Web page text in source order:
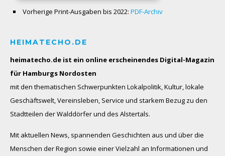
Vorherige Print-Ausgaben bis 2022: PDF-Archiv
HEIMATECHO.DE
heimatecho.de ist ein online erscheinendes Digital-Magazin
für Hamburgs Nordosten
mit den thematischen Schwerpunkten Lokalpolitik, Kultur, lokale
Geschäftswelt, Vereinsleben, Service und starkem Bezug zu den
Stadtteilen der Walddörfer und des Alstertals.
Mit aktuellen News, spannenden Geschichten aus und über die
Menschen der Region sowie einer Vielzahl an Informationen und